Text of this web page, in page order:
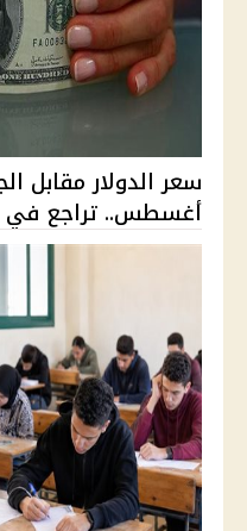
أغسطس.. تراجع في 10 بنوك وارت...